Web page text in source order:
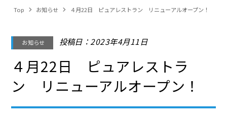
Top お知らせ ４月22日 ピュアレストラン リニューアルオープン！
お知らせ 投稿日：2023年4月11日
４月22日 ピュアレストラ
ン リニューアルオープン！